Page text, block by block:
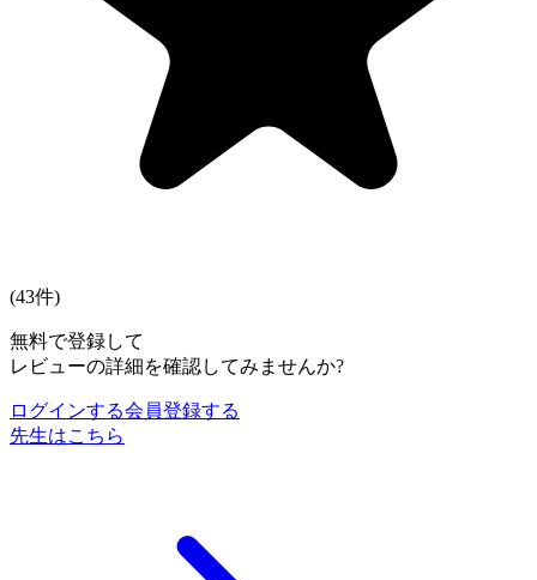
(43件)
無料で登録して
レビューの詳細を確認してみませんか?
ログインする会員登録する
先生はこちら